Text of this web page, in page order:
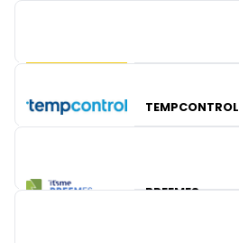
TEMPCONTROL
BREEMES